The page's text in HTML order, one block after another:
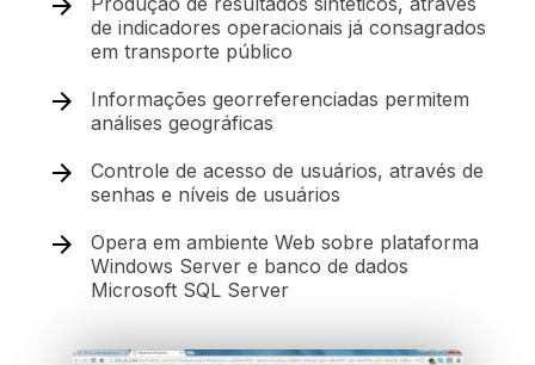
de indicadores operacionais já consagrados
em transporte público
Informações georreferenciadas permitem
análises geográficas
Controle de acesso de usuários, através de
senhas e níveis de usuários
Opera em ambiente Web sobre plataforma
Windows Server e banco de dados
Microsoft SQL Server